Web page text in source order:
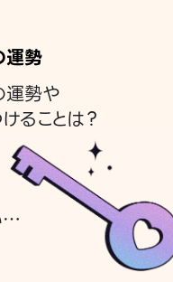
運勢
運勢や
ることは？
…